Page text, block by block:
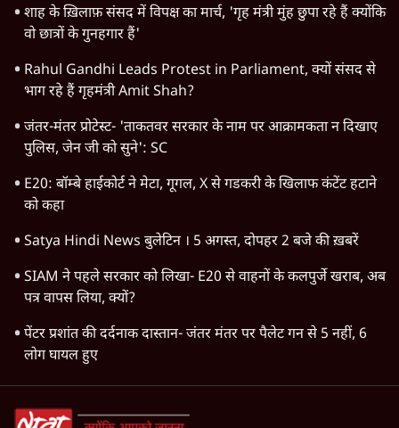
शाह के ख़िलाफ़ संसद में विपक्ष का मार्च, 'गृह मंत्री मुंह छुपा रहे हैं क्योंकि
वो छात्रों के गुनहगार हैं'
Rahul Gandhi Leads Protest in Parliament, क्यों संसद से
भाग रहे हैं गृहमंत्री Amit Shah?
जंतर-मंतर प्रोटेस्ट- 'ताकतवर सरकार के नाम पर आक्रामकता न दिखाए
पुलिस, जेन जी को सुने': SC
E20: बॉम्बे हाईकोर्ट ने मेटा, गूगल, X से गडकरी के खिलाफ कंटेंट हटाने
को कहा
Satya Hindi News बुलेटिन । 5 अगस्त, दोपहर 2 बजे की ख़बरें
SIAM ने पहले सरकार को लिखा- E20 से वाहनों के कलपुर्जे खराब, अब
पत्र वापस लिया, क्यों?
पेंटर प्रशांत की दर्दनाक दास्तान- जंतर मंतर पर पैलेट गन से 5 नहीं, 6
लोग घायल हुए